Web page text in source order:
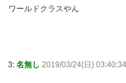
ワールドクラスやん
3: 名無し 2019/03/24(日)